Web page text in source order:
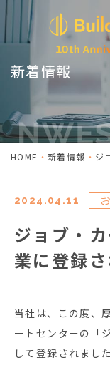
新着情報
HOME 新着情報 ジ
2024.04.11
ジョブ・
業に登録
当社は、この度、
ートセンターの「
して登録されまし